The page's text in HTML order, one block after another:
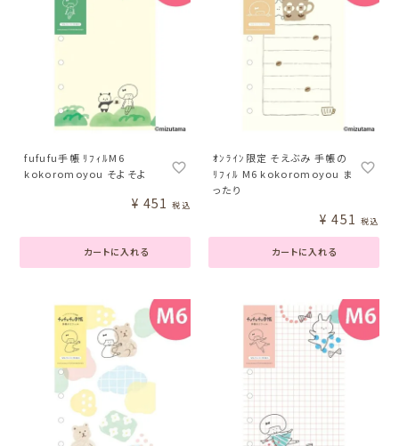
fufufu手帳 ﾘﾌｨﾙM6
kokoromoyou そよそよ
カートに入れる
¥ 451 税込
ｵﾝﾗｲﾝ限定 そえぶみ 手帳の
ﾘﾌｨﾙ M6 kokoromoyou ま
ったり
カートに入れる
¥ 451 税込